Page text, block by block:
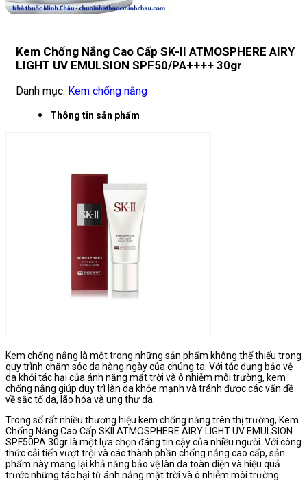
Kem Chống Nắng Cao Cấp SK-II ATMOSPHERE AIRY
LIGHT UV EMULSION SPF50/PA++++ 30gr
Danh mục: Kem chống nắng
Thông tin sản phẩm
Kem chống nắng là một trong những sản phẩm không thể thiếu trong
quy trình chăm sóc da hàng ngày của chúng ta. Với tác dụng bảo vệ
da khỏi tác hại của ánh nắng mặt trời và ô nhiễm môi trường, kem
chống nắng giúp duy trì làn da khỏe mạnh và tránh được các vấn đề
về sắc tố da, lão hóa và ung thư da.
Trong số rất nhiều thương hiệu kem chống nắng trên thị trường, Kem
Chống Nắng Cao Cấp SKII ATMOSPHERE AIRY LIGHT UV EMULSION
SPF50PA 30gr là một lựa chọn đáng tin cậy của nhiều người. Với công
thức cải tiến vượt trội và các thành phần chống nắng cao cấp, sản
phẩm này mang lại khả năng bảo vệ làn da toàn diện và hiệu quả
trước những tác hại từ ánh nắng mặt trời và ô nhiễm môi trường.